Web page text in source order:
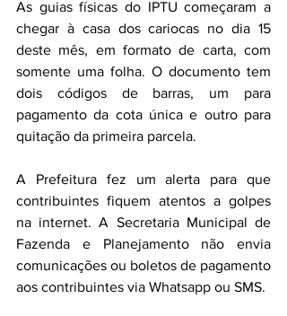
As guias físicas do IPTU começaram a
chegar à casa dos cariocas no dia 15
deste mês, em formato de carta, com
somente uma folha. O documento tem
dois códigos de barras, um para
pagamento da cota única e outro para
quitação da primeira parcela.
A Prefeitura fez um alerta para que
contribuintes fiquem atentos a golpes
na internet. A Secretaria Municipal de
Fazenda e Planejamento não envia
comunicações ou boletos de pagamento
aos contribuintes via Whatsapp ou SMS.